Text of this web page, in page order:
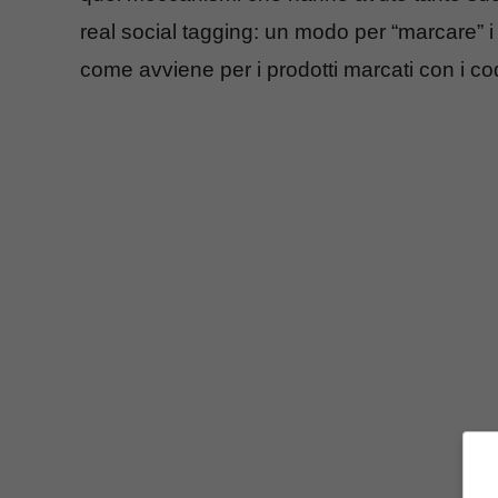
real social tagging: un modo per “marcare”
come avviene per i prodotti marcati con i